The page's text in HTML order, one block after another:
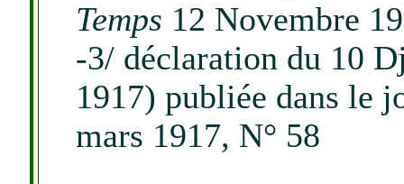
Temps 12 Novembre
-3/ déclaration du 10
1917) publiée dans le
mars 1917, N° 58